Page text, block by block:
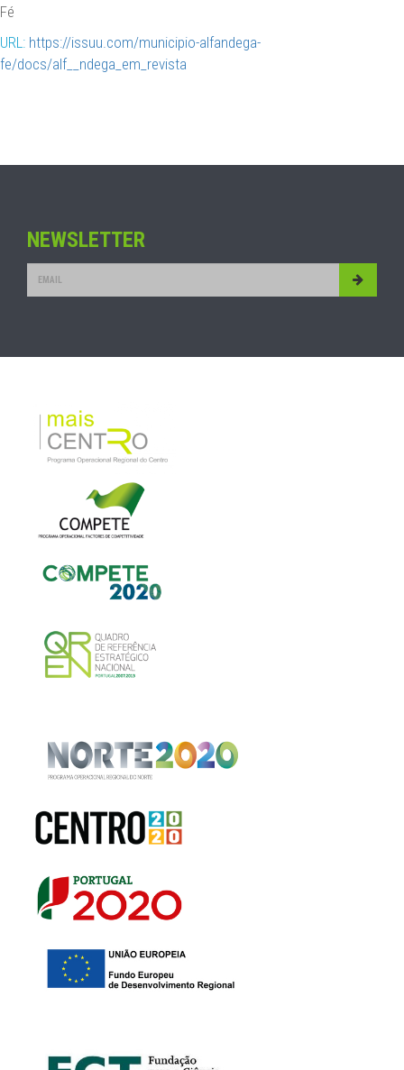
Fé
URL: https://issuu.com/municipio-alfandega-
fe/docs/alf__ndega_em_revista
NEWSLETTER
Submit